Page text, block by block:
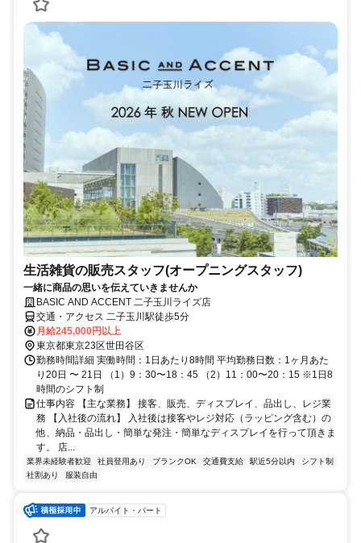
生活雑貨の販売スタッフ(オープニングスタッフ)
一緒に商品の思いを伝えていきませんか
BASIC AND ACCENT 二子玉川ライズ店
交通・アクセス 二子玉川駅徒歩5分
月給245,000円以上
東京都東京23区世田谷区
勤務時間詳細 実働時間：1日あたり8時間 平均勤務日数：1ヶ月あた
り20日 〜 21日 （1）9：30〜18：45 （2）11：00〜20：15 ※1日8
時間のシフト制
仕事内容 【主な業務】 接客、販売、ディスプレイ、品出し、レジ業
務 【入社後の流れ】 入社後は接客やレジ対応（ラッピング含む）の
他、納品・品出し・簡単な発注・簡単なディスプレイを行って頂きま
す。 店...
業界未経験者歓迎 社員登用あり ブランクOK 交通費支給 駅近5分以内
シフト制
社割あり
服装自由
アルバイト・パート